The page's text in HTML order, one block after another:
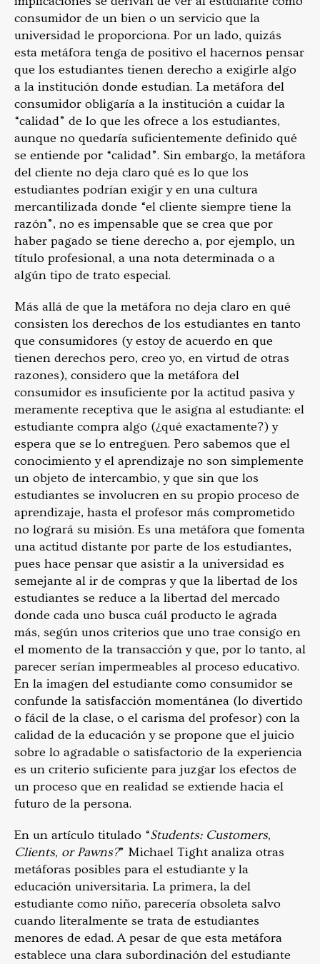
consumidor de un bien o un servicio que la
universidad le proporciona. Por un lado, quizás
esta metáfora tenga de positivo el hacernos pensar
que los estudiantes tienen derecho a exigirle algo
a la institución donde estudian. La metáfora del
consumidor obligaría a la institución a cuidar la
“calidad” de lo que les ofrece a los estudiantes,
aunque no quedaría suficientemente definido qué
se entiende por “calidad”. Sin embargo, la metáfora
del cliente no deja claro qué es lo que los
estudiantes podrían exigir y en una cultura
mercantilizada donde “el cliente siempre tiene la
razón”, no es impensable que se crea que por
haber pagado se tiene derecho a, por ejemplo, un
título profesional, a una nota determinada o a
algún tipo de trato especial.
Más allá de que la metáfora no deja claro en qué
consisten los derechos de los estudiantes en tanto
que consumidores (y estoy de acuerdo en que
tienen derechos pero, creo yo, en virtud de otras
razones), considero que la metáfora del
consumidor es insuficiente por la actitud pasiva y
meramente receptiva que le asigna al estudiante: el
estudiante compra algo (¿qué exactamente?) y
espera que se lo entreguen. Pero sabemos que el
conocimiento y el aprendizaje no son simplemente
un objeto de intercambio, y que sin que los
estudiantes se involucren en su propio proceso de
aprendizaje, hasta el profesor más comprometido
no logrará su misión. Es una metáfora que fomenta
una actitud distante por parte de los estudiantes,
pues hace pensar que asistir a la universidad es
semejante al ir de compras y que la libertad de los
estudiantes se reduce a la libertad del mercado
donde cada uno busca cuál producto le agrada
más, según unos criterios que uno trae consigo en
el momento de la transacción y que, por lo tanto, al
parecer serían impermeables al proceso educativo.
En la imagen del estudiante como consumidor se
confunde la satisfacción momentánea (lo divertido
o fácil de la clase, o el carisma del profesor) con la
calidad de la educación y se propone que el juicio
sobre lo agradable o satisfactorio de la experiencia
es un criterio suficiente para juzgar los efectos de
un proceso que en realidad se extiende hacia el
futuro de la persona.
En un artículo titulado “Students: Customers,
Clients, or Pawns?” Michael Tight analiza otras
metáforas posibles para el estudiante y la
educación universitaria. La primera, la del
estudiante como niño, parecería obsoleta salvo
cuando literalmente se trata de estudiantes
menores de edad. A pesar de que esta metáfora
establece una clara subordinación del estudiante